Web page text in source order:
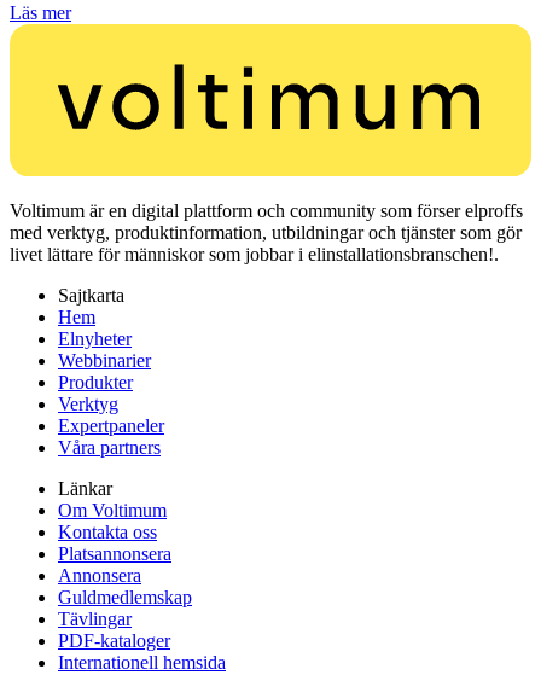
Läs mer
Voltimum är en digital plattform och community som förser elproffs
med verktyg, produktinformation, utbildningar och tjänster som gör
livet lättare för människor som jobbar i elinstallationsbranschen!.
Sajtkarta
Hem
Elnyheter
Webbinarier
Produkter
Verktyg
Expertpaneler
Våra partners
Länkar
Om Voltimum
Kontakta oss
Platsannonsera
Annonsera
Guldmedlemskap
Tävlingar
PDF-kataloger
Internationell hemsida